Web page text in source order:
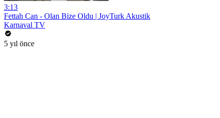
3:13
Fettah Can - Olan Bize Oldu | JoyTurk Akustik
Karnaval TV
5 yıl önce